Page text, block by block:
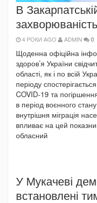
В
4 РОКИ AGO ADMIN 0
Щоденна офіційна
здоров’я України
області, як і по всій
періоду
COVID-19 та
в період воєнного
внутрішня міграція
впливає на цей
обласний
У Мукачеві
встановлені